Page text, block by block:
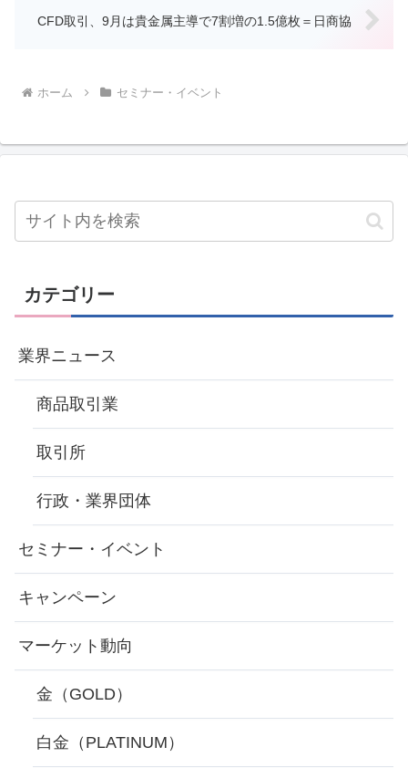
CFD取引、9月は貴金属主導で7割増の1.5億枚＝日商協
ホーム セミナー・イベント
カテゴリー
業界ニュース
商品取引業
取引所
行政・業界団体
セミナー・イベント
キャンペーン
マーケット動向
金（GOLD）
白金（PLATINUM）